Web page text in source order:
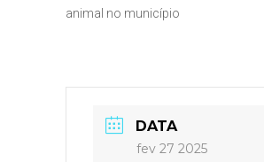
animal no município
DATA
fev 27 2025